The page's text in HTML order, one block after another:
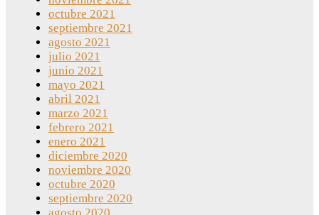
octubre 2021
septiembre 2021
agosto 2021
julio 2021
junio 2021
mayo 2021
abril 2021
marzo 2021
febrero 2021
enero 2021
diciembre 2020
noviembre 2020
octubre 2020
septiembre 2020